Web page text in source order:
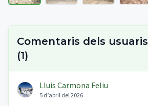
Comentaris dels usuaris
(1)
Lluis Carmona Feliu
5 d’abril del 2026